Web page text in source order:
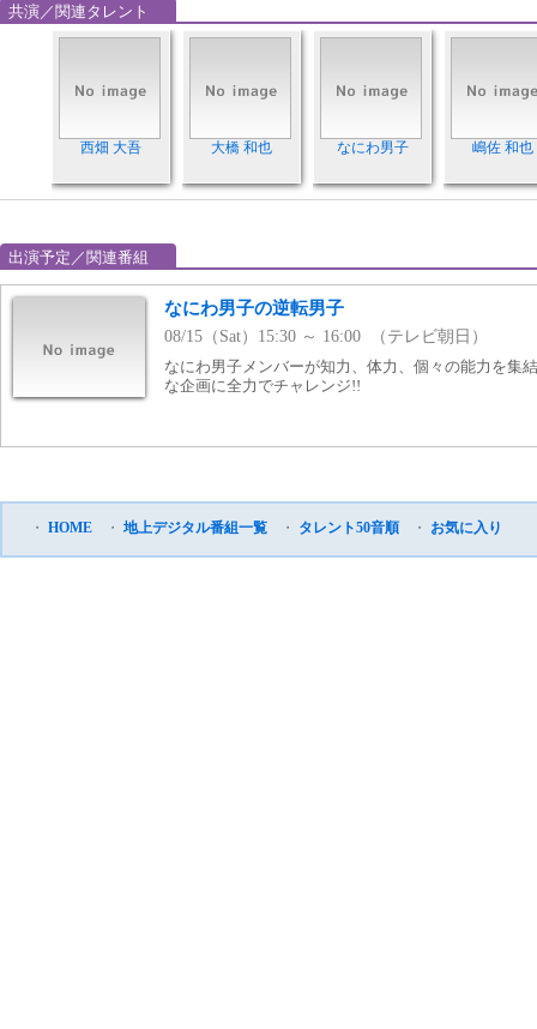
共演／関連タレント
西畑 大吾 大橋 和也 なにわ男子 嶋佐 和也
出演予定／関連番組
なにわ男子の逆転男子
08/15（Sat）15:30 ～ 16:00 （テレビ朝日）
なにわ男子メンバーが知力、体力、個々の能力を集
な企画に全力でチャレンジ!!
・ HOME ・ 地上デジタル番組一覧 ・ タレント50音順 ・ お気に入り